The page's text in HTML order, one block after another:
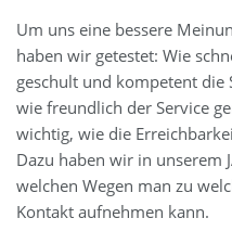
Um uns eine bessere
haben wir getestet: Wie
geschult und kompetent
wie freundlich der Service
wichtig, wie die
Dazu haben wir in unserem
welchen Wegen man zu
Kontakt aufnehmen kann.